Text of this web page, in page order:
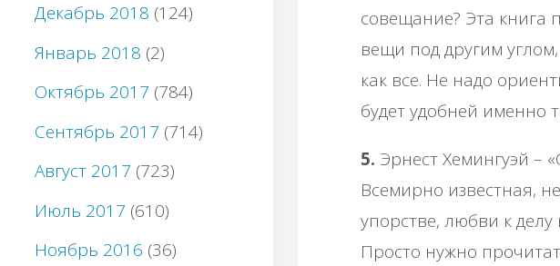
совещание? Эта книга
вещи под другим
как все. Не надо
будет удобней именно
5. Эрнест Хемингуэй –
Всемирно известная,
упорстве, любви к делу
Просто нужно
Декабрь 2018 (124)
Январь 2018 (2)
Октябрь 2017 (784)
Сентябрь 2017 (714)
Август 2017 (723)
Июль 2017 (610)
Ноябрь 2016 (36)